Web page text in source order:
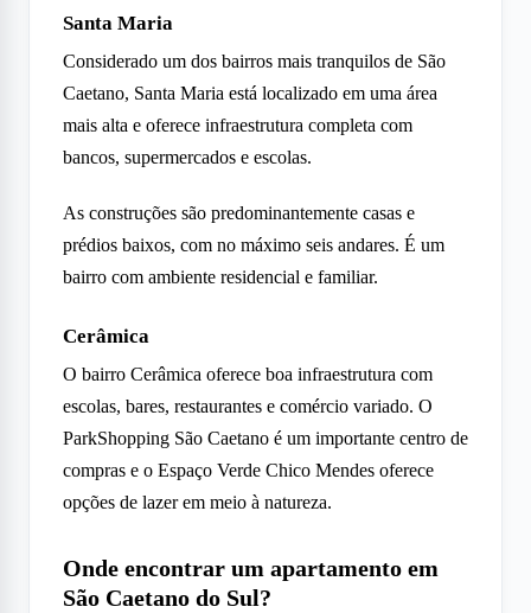
Santa Maria
Considerado um dos bairros mais tranquilos de São
Caetano, Santa Maria está localizado em uma área
mais alta e oferece infraestrutura completa com
bancos, supermercados e escolas.
As construções são predominantemente casas e
prédios baixos, com no máximo seis andares. É um
bairro com ambiente residencial e familiar.
Cerâmica
O bairro Cerâmica oferece boa infraestrutura com
escolas, bares, restaurantes e comércio variado. O
ParkShopping São Caetano é um importante centro de
compras e o Espaço Verde Chico Mendes oferece
opções de lazer em meio à natureza.
Onde encontrar um apartamento em
São Caetano do Sul?